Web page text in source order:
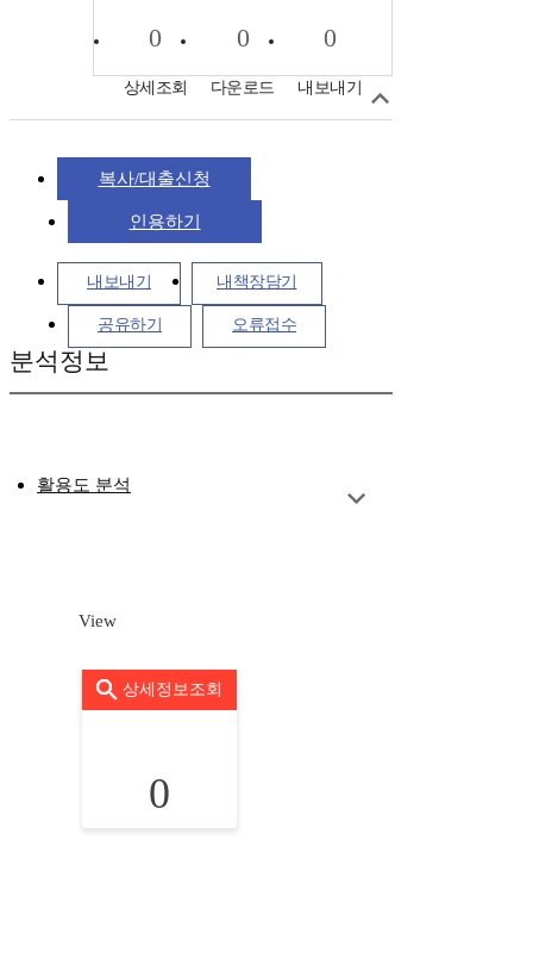
0
상세조회
0
다운로드
0
내보내기
복사/대출신청
인용하기
내보내기 내책장담기
공유하기 오류접수
분석정보
활용도 분석
View
상세정보조회
0